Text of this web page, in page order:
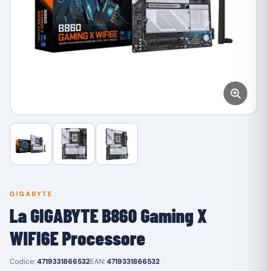
GIGABYTE
La GIGABYTE B860 Gaming X
WIFI6E Processore
Codice:4719331866532EAN:4719331866532